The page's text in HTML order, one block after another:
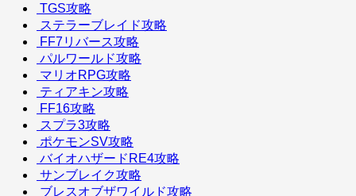
TGS攻略
ステラーブレイド攻略
FF7リバース攻略
パルワールド攻略
マリオRPG攻略
ティアキン攻略
FF16攻略
スプラ3攻略
ポケモンSV攻略
バイオハザードRE4攻略
サンブレイク攻略
ブレスオブザワイルド攻略